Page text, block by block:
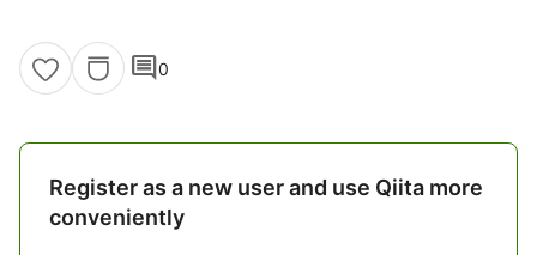
comment0
Register as a new user and use Qiita more
conveniently